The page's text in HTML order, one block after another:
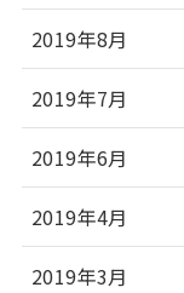
2019年8月
2019年7月
2019年6月
2019年4月
2019年3月